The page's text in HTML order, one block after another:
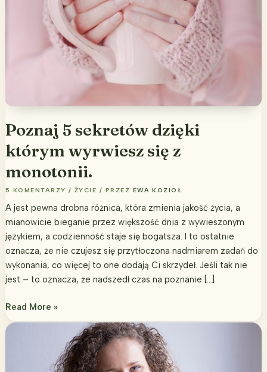
Poznaj 5 sekretów dzięki
którym wyrwiesz się z
monotonii.
5 KOMENTARZY / ŻYCIE / PRZEZ EWA KOZIOŁ
A jest pewna drobna różnica, która zmienia jakość życia, a
mianowicie bieganie przez większość dnia z wywieszonym
językiem, a codzienność staje się bogatsza. I to ostatnie
oznacza, że nie czujesz się przytłoczona nadmiarem zadań do
wykonania, co więcej to one dodają Ci skrzydeł. Jeśli tak nie
jest – to oznacza, że nadszedł czas na poznanie […]
Poznaj
Read More »